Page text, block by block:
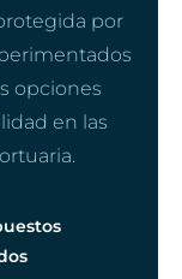
por
opciones
en las